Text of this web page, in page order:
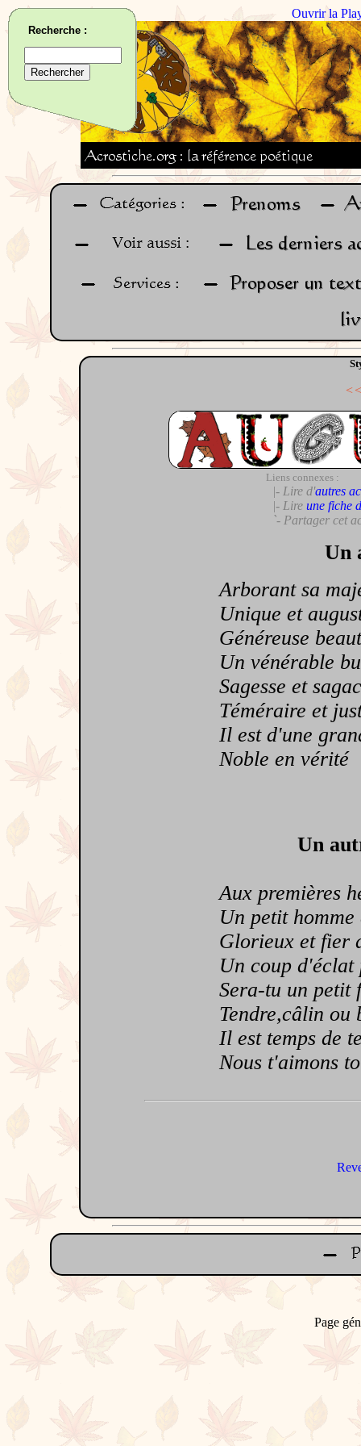
Ouvrir la
Liens connexes :
|- Lire d'autres
|- Lire une fiche
`- Partager cet
Un
Arborant sa
Unique et
Généreuse
Un vénérable
Sagesse et
Téméraire et
Il est d'une
Noble en vérité
Un
Aux premières
Un petit homme
Glorieux et fier
Un coup d'éclat
Sera-tu un petit
Tendre,câlin ou
Il est temps de
Nous t'aimons
Recherche :
Page